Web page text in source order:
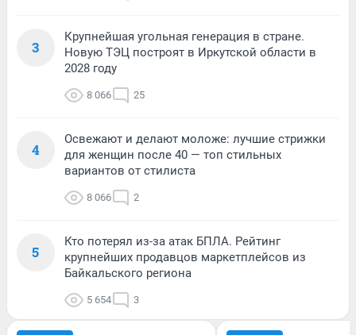
3
Крупнейшая угольная генерация в стране.
Новую ТЭЦ построят в Иркутской области в
2028 году
8 066 25
4
Освежают и делают моложе: лучшие стрижки
для женщин после 40 — топ стильных
вариантов от стилиста
8 066 2
5
Кто потерял из-за атак БПЛА. Рейтинг
крупнейших продавцов маркетплейсов из
Байкальского региона
5 654 3